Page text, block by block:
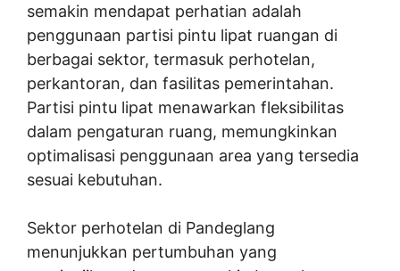
semakin mendapat perhatian adalah
penggunaan partisi pintu lipat ruangan di
berbagai sektor, termasuk perhotelan,
perkantoran, dan fasilitas pemerintahan.
Partisi pintu lipat menawarkan fleksibilitas
dalam pengaturan ruang, memungkinkan
optimalisasi penggunaan area yang tersedia
sesuai kebutuhan.
Sektor perhotelan di Pandeglang
menunjukkan pertumbuhan yang